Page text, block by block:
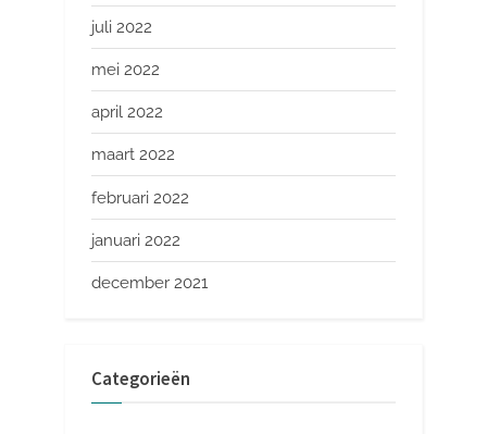
juli 2022
mei 2022
april 2022
maart 2022
februari 2022
januari 2022
december 2021
Categorieën